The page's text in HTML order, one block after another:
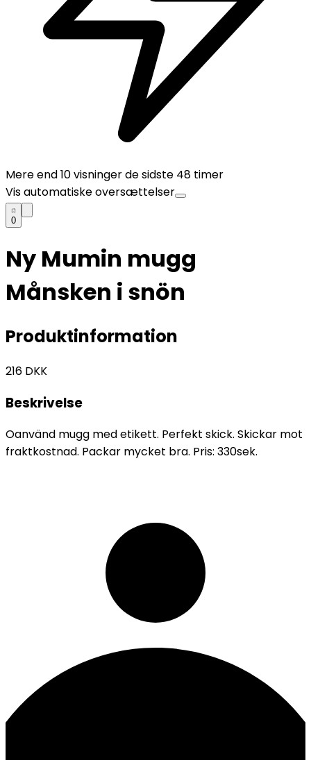
Mere end10visninger de sidste 48 timer
Vis automatiske oversættelser
0
Ny Mumin mugg
Månsken i snön
Produktinformation
216 DKK
Beskrivelse
Oanvänd mugg med etikett. Perfekt skick. Skickar mot
fraktkostnad. Packar mycket bra. Pris: 330sek.